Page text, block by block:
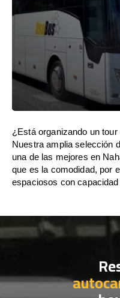
¿Está organizando un
Nuestra amplia selección
una de las mejores en
que es la comodidad, por
espaciosos con